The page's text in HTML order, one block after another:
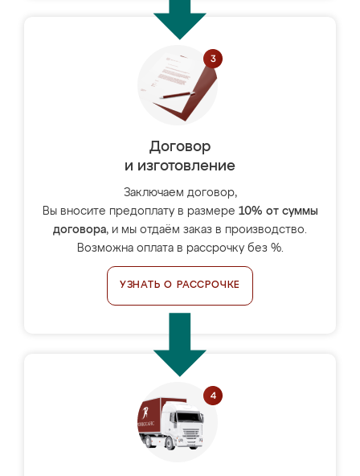
Договор
и изготовление
Заключаем договор,
Вы вносите предоплату в размере 10% от суммы
договора, и мы отдаём заказ в производство.
Возможна оплата в рассрочку без %.
УЗНАТЬ О РАССРОЧКЕ